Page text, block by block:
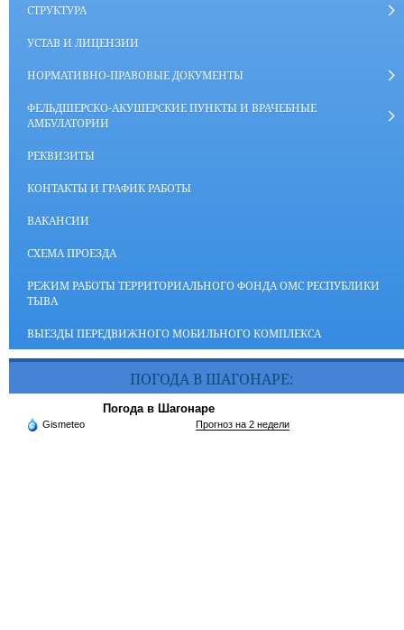
СТРУКТУРА
УСТАВ И ЛИЦЕНЗИИ
НОРМАТИВНО-ПРАВОВЫЕ ДОКУМЕНТЫ
ФЕЛЬДШЕРСКО-АКУШЕРСКИЕ ПУНКТЫ И ВРАЧЕБНЫЕ
АМБУЛАТОРИИ
РЕКВИЗИТЫ
КОНТАКТЫ И ГРАФИК РАБОТЫ
ВАКАНСИИ
СХЕМА ПРОЕЗДА
РЕЖИМ РАБОТЫ ТЕРРИТОРИАЛЬНОГО ФОНДА ОМС РЕСПУБЛИКИ
ТЫВА
ВЫЕЗДЫ ПЕРЕДВИЖНОГО МОБИЛЬНОГО КОМПЛЕКСА
ПОГОДА В ШАГОНАРЕ:
Погода в Шагонаре
Gismeteo Прогноз на 2 недели